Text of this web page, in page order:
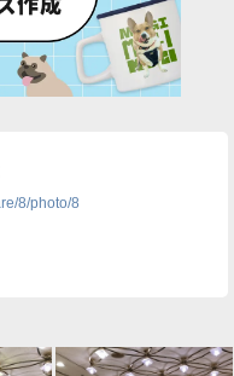
8/photo/8